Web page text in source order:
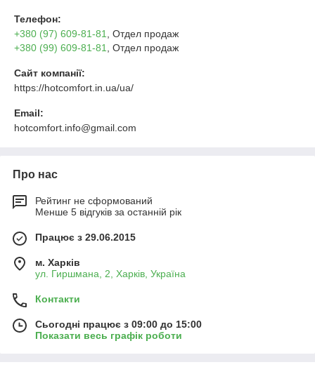
Телефон:
+380 (97) 609-81-81
, Отдел продаж
+380 (99) 609-81-81
, Отдел продаж
Сайт компанії:
https://hotcomfort.in.ua/ua/
Email:
hotcomfort.info@gmail.com
Про нас
Рейтинг не сформований
Менше 5 відгуків за останній рік
Працює з 29.06.2015
м. Харків
ул. Гиршмана, 2, Харків, Україна
Контакти
Сьогодні працює з 09:00 до 15:00
Показати весь графік роботи